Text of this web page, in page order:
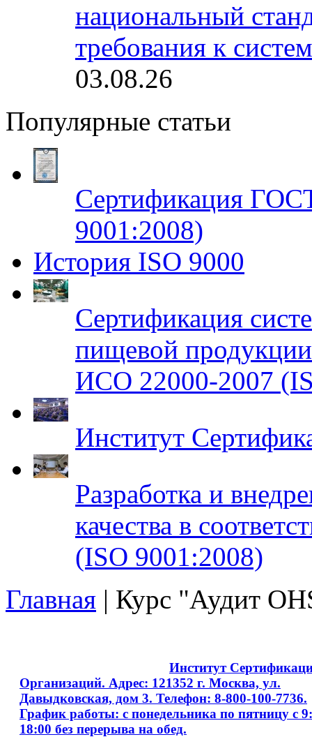
национальный
требования к
03.08.26
Популярные статьи
Сертификация
9001:2008)
История ISO 9000
Сертификация
пищевой
ИСО 22000-2007
Институт
Разработка и
качества в
(ISO 9001:2008)
Главная | Курс "Аудит
Институт
Организаций. Адрес: 121352 г. Москва, ул.
Давыдковская, дом 3. Телефон: 8-800-100-7736.
График работы: с понедельника по пятницу с
18:00 без перерыва на обед.